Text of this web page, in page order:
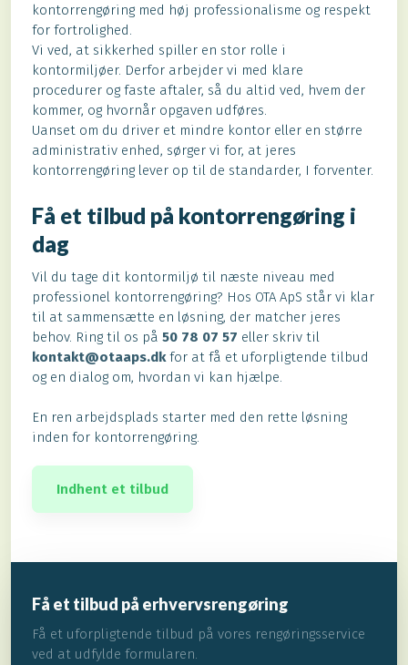
kontorrengøring med høj professionalisme og respekt
for fortrolighed.
Vi ved, at sikkerhed spiller en stor rolle i
kontormiljøer. Derfor arbejder vi med klare
procedurer og faste aftaler, så du altid ved, hvem der
kommer, og hvornår opgaven udføres.
Uanset om du driver et mindre kontor eller en større
administrativ enhed, sørger vi for, at jeres
kontorrengøring lever op til de standarder, I forventer.​
Få et tilbud på kontorrengøring i
dag
Vil du tage dit kontormiljø til næste niveau med
professionel kontorrengøring? Hos OTA ApS står vi klar
til at sammensætte en løsning, der matcher jeres
behov. Ring til os på 50 78 07 57 eller skriv til
kontakt@otaaps.dkfor at få et uforpligtende tilbud
og en dialog om, hvordan vi kan hjælpe.
En ren arbejdsplads starter med den rette løsning
inden for kontorrengøring.​
Indhent et tilbud
Få et tilbud på erhvervsrengøring
Få et uforpligtende tilbud på vores rengøringsservice
ved at udfylde formularen.